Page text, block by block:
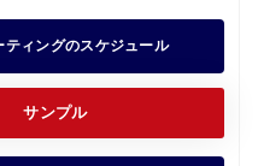
ティングのスケジュール
サンプル